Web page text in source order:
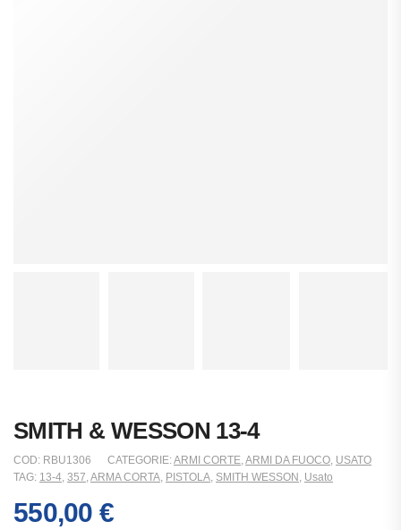
SMITH & WESSON 13-4
COD: RBU1306 CATEGORIE:ARMI CORTE,ARMI DA FUOCO, USATO
TAG: 13-4, 357,ARMA CORTA, PISTOLA, SMITH WESSON , Usato
550,00 €